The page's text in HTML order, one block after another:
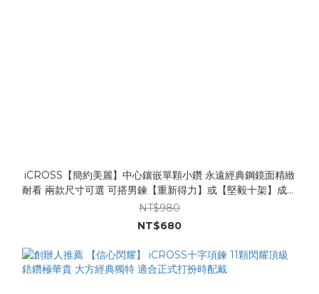
iCROSS【簡約美麗】中心鑲嵌單顆小鑽 永遠經典鋼鏡面精緻
耐看 兩款尺寸可選 可搭男鍊【重新得力】或【堅毅十架】成為
對鍊
NT$980
NT$680